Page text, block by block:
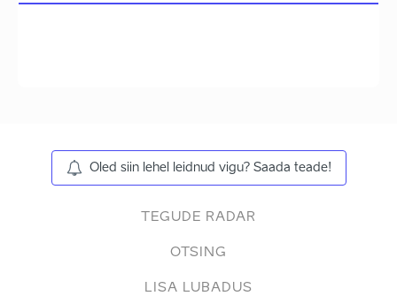
Oled siin lehel leidnud vigu? Saada teade!
TEGUDE RADAR
OTSING
LISA LUBADUS